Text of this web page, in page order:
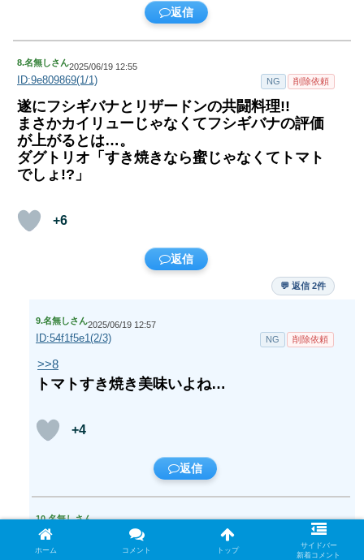
返信
8.名無しさん2025/06/19 12:55
ID:9e809869(1/1) NG 削除依頼
遂にフシギバナとリザードンの共闘料理!!
まさかカイリューじゃなくてフシギバナの評価
が上がるとは…。
ダグトリオ「すき焼きなら蜜じゃなくてトマト
でしょ!?」
+6
返信
💬 返信 2件
9.名無しさん2025/06/19 12:57
ID:54f1f5e1(2/3) NG 削除依頼
>>8
トマトすき焼き美味いよね…
+4
返信
10.名無しさん2025/06/19 13:04
ID:0f3e6b3c(1/1) 削除依頼
ホーム コメント トップ
サイドバー
新着コメント